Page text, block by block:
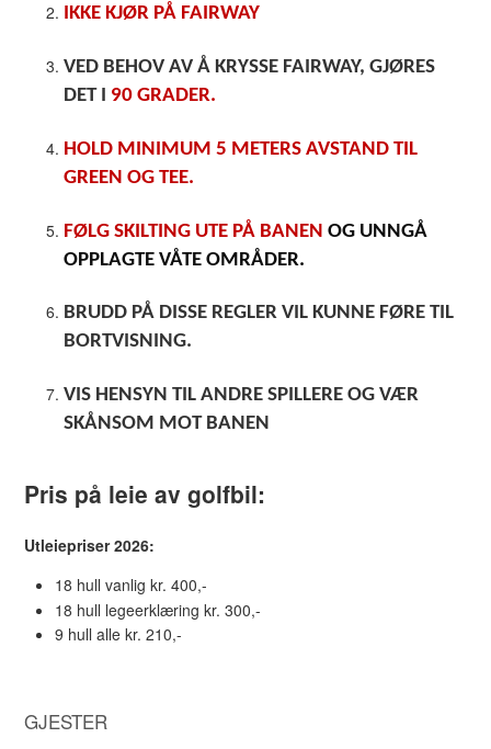
IKKE KJØR PÅ FAIRWAY
VED BEHOV AV Å KRYSSE FAIRWAY, GJØRES
DET I 90 GRADER.
HOLD MINIMUM 5 METERS AVSTAND TIL
GREEN OG TEE.
FØLG SKILTING UTE PÅ BANENOG UNNGÅ
OPPLAGTE VÅTE OMRÅDER.
BRUDD PÅ DISSE REGLER VIL KUNNE FØRE TIL
BORTVISNING.
VIS HENSYN TIL ANDRE SPILLERE OG VÆR
SKÅNSOM MOT BANEN
Pris på leie av golfbil:
Utleiepriser 2026:
18 hull vanlig kr. 400,-
18 hull legeerklæring kr. 300,-
9 hull alle kr. 210,-
GJESTER